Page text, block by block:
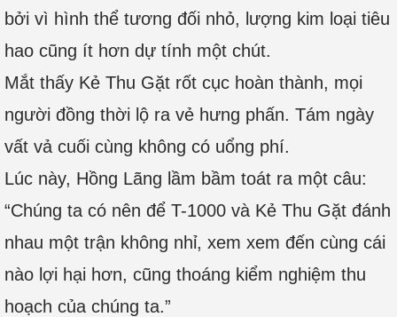
bởi vì hình thể tương đối nhỏ, lượng kim loại tiêu
hao cũng ít hơn dự tính một chút.
Mắt thấy Kẻ Thu Gặt rốt cục hoàn thành, mọi
người đồng thời lộ ra vẻ hưng phấn. Tám ngày
vất vả cuối cùng không có uổng phí.
Lúc này, Hồng Lãng lầm bầm toát ra một câu:
“Chúng ta có nên để T-1000 và Kẻ Thu Gặt đánh
nhau một trận không nhỉ, xem xem đến cùng cái
nào lợi hại hơn, cũng thoáng kiểm nghiệm thu
hoạch của chúng ta.”